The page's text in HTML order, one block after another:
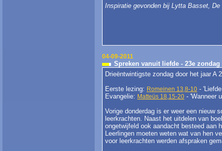
Inspiratie gevonden bij Lytta Basset,
04-09-2011
Spreken vanuit liefde - 23e zondag
Drieëntwintigste zondag door het jaar A
Eerste lezing: Romeinen 13,8-10 -
Evangelie: Matteüs 18,15-20 - 'Wanneer
Vorige donderdag is er weer een nieuw
leerkrachten. Naast het uitdelen van
ongetwijfeld ook aandacht besteed aan
Leerlingen moeten weten wat van hen
voor leerkrachten werden afspraken